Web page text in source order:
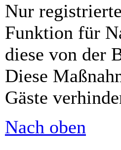
Nur
Funktion für
diese von der
Diese
Gäste
Nach oben